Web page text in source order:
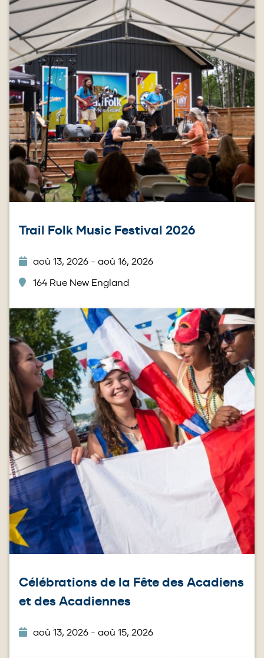
Trail Folk Music Festival 2026
aoû 13, 2026 - aoû 16, 2026
164 Rue New England
Image
Célébrations de la Fête des Acadiens
et des Acadiennes
aoû 13, 2026 - aoû 15, 2026